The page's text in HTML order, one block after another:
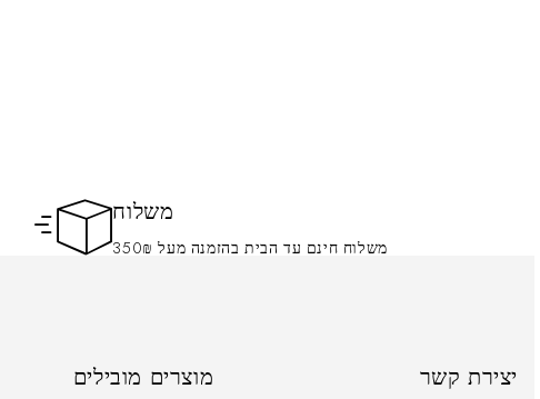
משלוח
משלוח חינם עד הבית בהזמנה מעל 350₪
יצירת קשר מוצרים מובילים